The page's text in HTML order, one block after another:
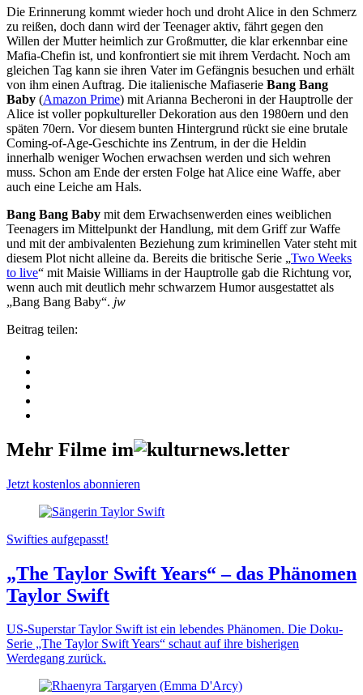
Die Erinnerung kommt wieder hoch und droht Alice in den Schmerz
zu reißen, doch dann wird der Teenager aktiv, fährt gegen den
Willen der Mutter heimlich zur Großmutter, die klar erkennbar eine
Mafia-Chefin ist, und konfrontiert sie mit ihrem Verdacht. Noch am
gleichen Tag kann sie ihren Vater im Gefängnis besuchen und erhält
von ihm einen Auftrag. Die italienische Mafiaserie Bang Bang
Baby (Amazon Prime) mit Arianna Becheroni in der Hauptrolle der
Alice ist voller popkultureller Dekoration aus den 1980ern und den
späten 70ern. Vor diesem bunten Hintergrund rückt sie eine brutale
Coming-of-Age-Geschichte ins Zentrum, in der die Heldin
innerhalb weniger Wochen erwachsen werden und sich wehren
muss. Schon am Ende der ersten Folge hat Alice eine Waffe, aber
auch eine Leiche am Hals.
Bang Bang Baby mit dem Erwachsenwerden eines weiblichen
Teenagers im Mittelpunkt der Handlung, mit dem Griff zur Waffe
und mit der ambivalenten Beziehung zum kriminellen Vater steht mit
diesem Plot nicht alleine da. Bereits die britische Serie „Two Weeks
to live“ mit Maisie Williams in der Hauptrolle gab die Richtung vor,
wenn auch mit deutlich mehr schwarzem Humor ausgestattet als
„Bang Bang Baby“. jw
Beitrag teilen:
Mehr Filme im
Jetzt kostenlos abonnieren
Swifties aufgepasst!
„The Taylor Swift Years“ – das Phänomen
Taylor Swift
US-Superstar Taylor Swift ist ein lebendes Phänomen. Die Doku-
Serie „The Taylor Swift Years“ schaut auf ihre bisherigen
Werdegang zurück.